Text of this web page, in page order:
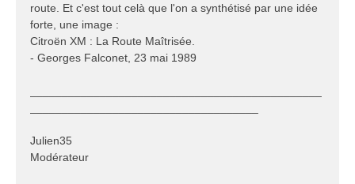
route. Et c'est tout celà que l'on a synthétisé par une idée
forte, une image :
Citroën XM : La Route Maîtrisée.
- Georges Falconet, 23 mai 1989
Julien35
Modérateur